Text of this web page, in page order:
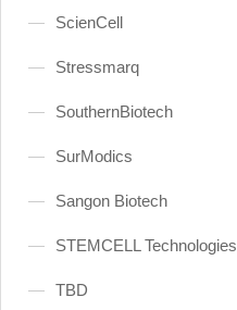
ScienCell
Stressmarq
SouthernBiotech
SurModics
Sangon Biotech
STEMCELL Technologies
TBD